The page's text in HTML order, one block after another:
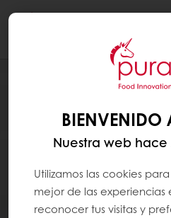
BIENVENIDO
Nuestra web
Utilizamos las cookies
mejor de las experiencias
reconocer tus visitas y